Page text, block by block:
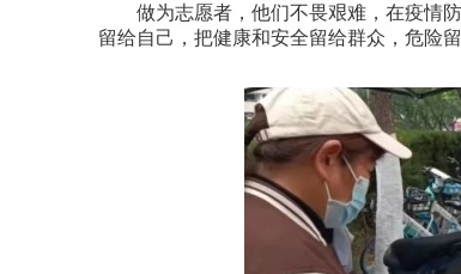
做为志愿者，他们不畏艰难，在疫情防
留给自己，把健康和安全留给群众，危险